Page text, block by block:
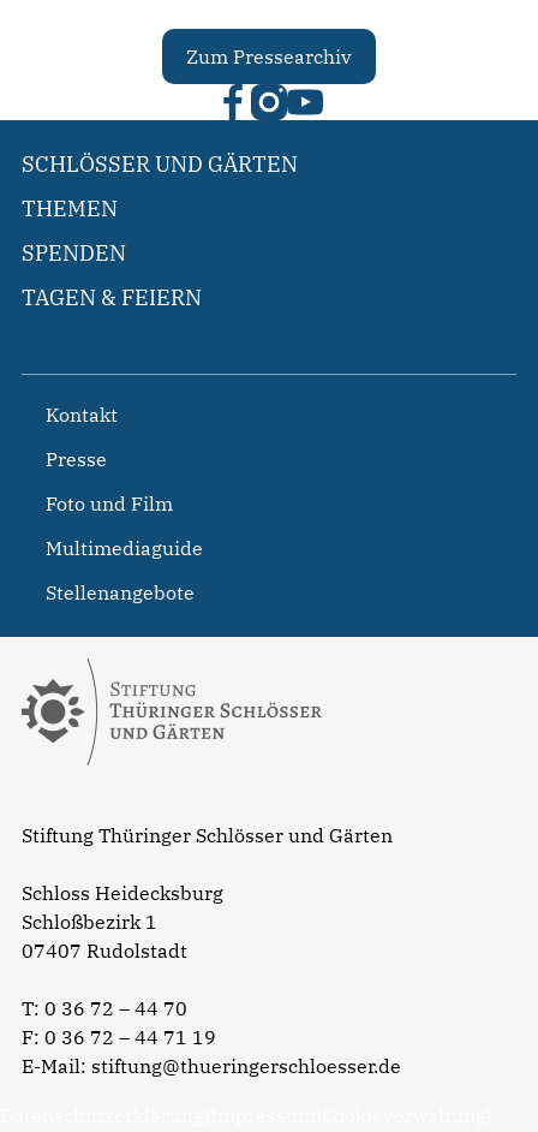
Zum Pressearchiv
Stiftung Thüringer Schlösser und Gärten
Schloss Heidecksburg
Schloßbezirk 1
07407 Rudolstadt
T: 0 36 72 – 44 70
F: 0 36 72 – 44 71 19
E-Mail: stiftung@thueringerschloesser.de
SCHLÖSSER UND GÄRTEN
THEMEN
SPENDEN
TAGEN & FEIERN
Kontakt
Presse
Foto und Film
Multimediaguide
Stellenangebote